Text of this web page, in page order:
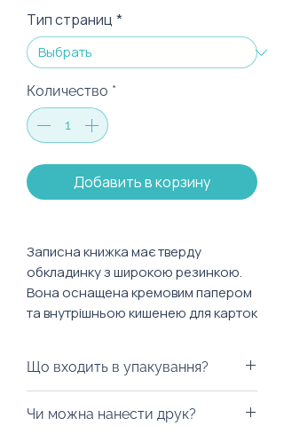
Тип страниц *
Количество *
Добавить в корзину
Записна книжка має тверду
обкладинку з широкою резинкою.
Вона оснащена кремовим папером
та внутрішньою кишенею для карток
відривання. До того ж, вона має
зручну стрічку-закладку.
Що входить в упакування?
яку коробку на ваш смак, пакети
Чи можна нанести друк?